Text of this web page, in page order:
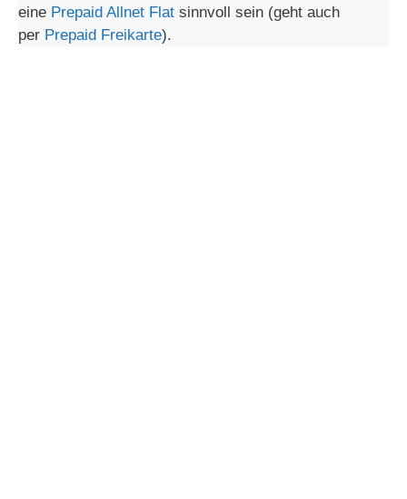
eine Prepaid Allnet Flat sinnvoll sein (geht auch
per Prepaid Freikarte).